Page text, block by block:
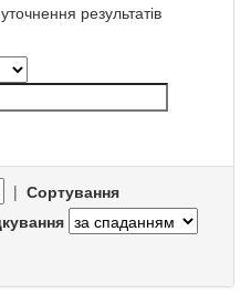
результатів
| Сортування